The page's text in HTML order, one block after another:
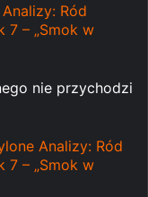
Ród
7 – „Smok w
nie przychodzi
Analizy: Ród
7 – „Smok w